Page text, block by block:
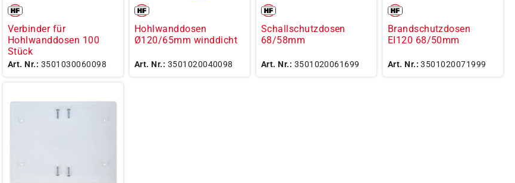
Verbinder für
Hohlwanddosen 100
Stück
Art. Nr.: 3501030060098
Hohlwanddosen
Ø120/65mm winddicht
Art. Nr.: 3501020040098
Schallschutzdosen
68/58mm
Art. Nr.: 3501020061699
Brandschutzdosen
EI120 68/50mm
Art. Nr.: 3501020071999